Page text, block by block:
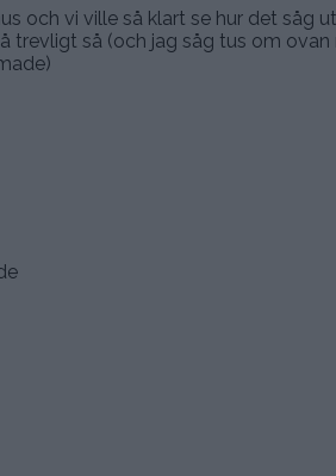
och vi ville så klart se hur det såg
trevligt så (och jag såg tus om